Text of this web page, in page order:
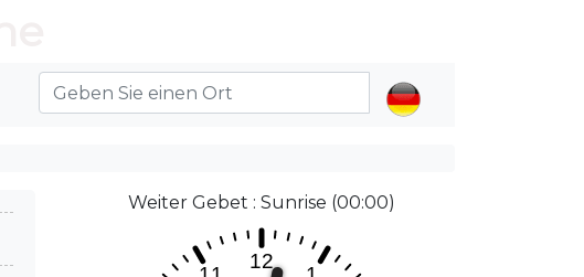
Weiter Gebet : Sunrise (00:00)